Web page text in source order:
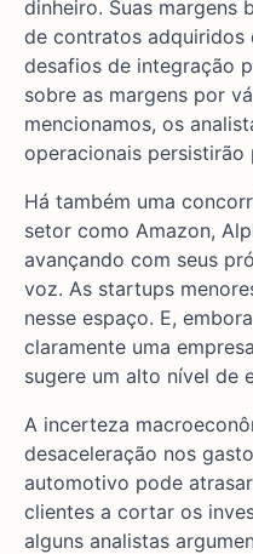
dinheiro. Suas margens
de contratos adquiridos
desafios de integração
sobre as margens por
mencionamos, os
operacionais persistirão
Há também uma
setor como Amazon,
avançando com seus
voz. As startups
nesse espaço. E,
claramente uma
sugere um alto nível de
A incerteza
desaceleração nos
automotivo pode
clientes a cortar os
alguns analistas